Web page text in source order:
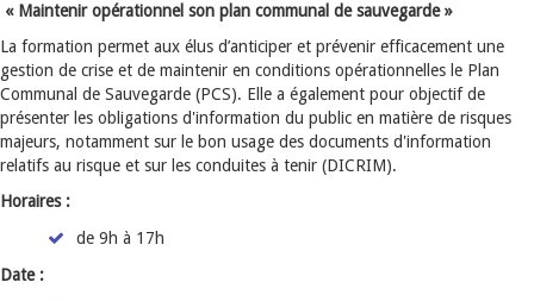
« Maintenir opérationnel son plan communal de sauvegarde »
La formation permet aux élus d’anticiper et prévenir efficacement une
gestion de crise et de maintenir en conditions opérationnelles le Plan
Communal de Sauvegarde (PCS). Elle a également pour objectif de
présenter les obligations d'information du public en matière de risques
majeurs, notamment sur le bon usage des documents d'information
relatifs au risque et sur les conduites à tenir (DICRIM).
Horaires :
de 9h à 17h
Date :